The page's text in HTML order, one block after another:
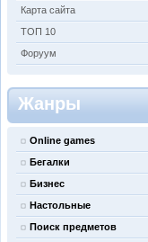
Карта сайта
ТОП 10
Форуум
Жанры
Online games
Бегалки
Бизнес
Настольные
Поиск предметов